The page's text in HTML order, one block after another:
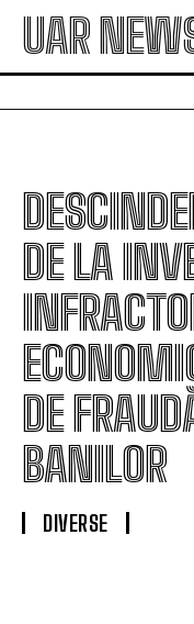
UAR
DE LA
DE
BANILOR
DIVERSE